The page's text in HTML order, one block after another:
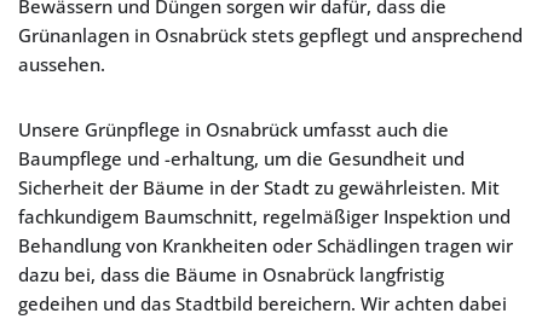
Bewässern und Düngen sorgen wir dafür, dass die
Grünanlagen in Osnabrück stets gepflegt und ansprechend
aussehen.
Unsere Grünpflege in Osnabrück umfasst auch die
Baumpflege und -erhaltung, um die Gesundheit und
Sicherheit der Bäume in der Stadt zu gewährleisten. Mit
fachkundigem Baumschnitt, regelmäßiger Inspektion und
Behandlung von Krankheiten oder Schädlingen tragen wir
dazu bei, dass die Bäume in Osnabrück langfristig
gedeihen und das Stadtbild bereichern. Wir achten dabei